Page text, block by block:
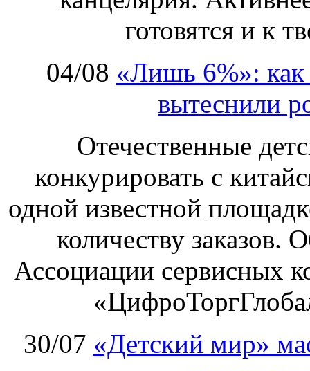
готовятся и к
04/08 «Лишь 6%»: как
вытеснили
Отечественные
конкурировать с
одной известной
количеству заказов.
Ассоциации сервисных
30/07 «Детский мир»